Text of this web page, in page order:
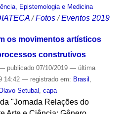
Epistemologia e Medicina
/Fotos /Eventos 2019
os movimentos artísticos
construtivos
publicado07/10/2019 — última
14:42 — registrado em: Brasil
Setubal capa
"Jornada Relações do